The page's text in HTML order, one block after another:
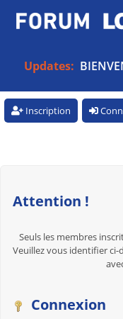
Updates:
Inscription
Attention !
Seuls les membres
Veuillez vous identifier ci-
Connexion